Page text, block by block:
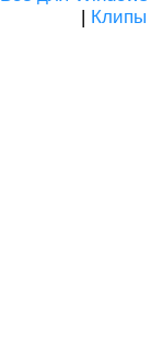
| Клипы